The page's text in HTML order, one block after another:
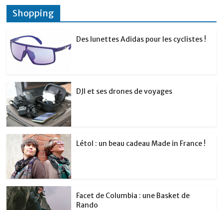
Shopping
Des lunettes Adidas pour les cyclistes !
DJI et ses drones de voyages
Létol : un beau cadeau Made in France !
Facet de Columbia : une Basket de
Rando